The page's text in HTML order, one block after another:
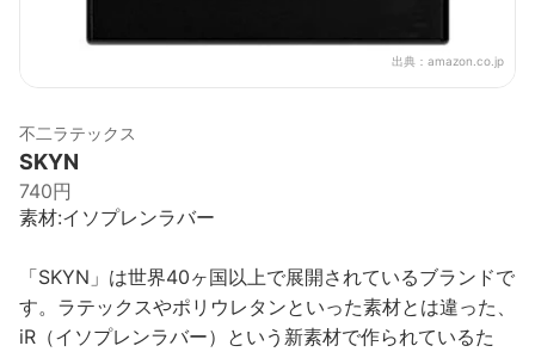
出典： amazon.co.jp
不二ラテックス
SKYN
740円
素材:イソプレンラバー
「SKYN」は世界40ヶ国以上で展開されているブランドで
す。ラテックスやポリウレタンといった素材とは違った、
iR（イソプレンラバー）という新素材で作られているた